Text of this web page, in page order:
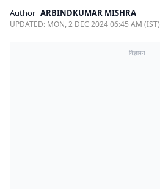
Author ARBINDKUMAR MISHRA
UPDATED: MON, 2 DEC 2024 06:45 AM (IST)
विज्ञापन